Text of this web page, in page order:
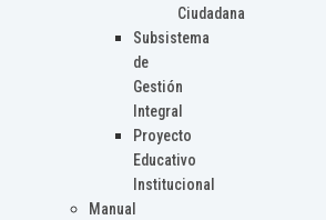
Ciudadana
Subsistema
de
Gestión
Integral
Proyecto
Educativo
Institucional
Manual